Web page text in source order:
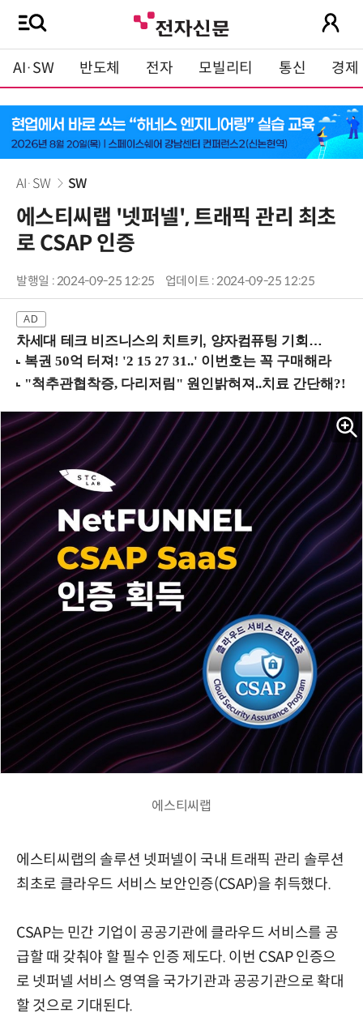
AI·SW 반도체 전자 모빌리티 통신 경제
AI·SW SW
에스티씨랩 '넷퍼넬', 트래픽 관리 최초
로 CSAP 인증
발행일 : 2024-09-25 12:25 업데이트 : 2024-09-25 12:25
차세대 테크 비즈니스의 치트키, 양자컴퓨팅 기회를 선점하라! (8/28 강남역)
에스티씨랩
에스티씨랩의 솔루션 넷퍼넬이 국내 트래픽 관리 솔루션
최초로 클라우드 서비스 보안인증(CSAP)을 취득했다.
CSAP는 민간 기업이 공공기관에 클라우드 서비스를 공
급할 때 갖춰야 할 필수 인증 제도다. 이번 CSAP 인증으
로 넷퍼넬 서비스 영역을 국가기관과 공공기관으로 확대
할 것으로 기대된다.